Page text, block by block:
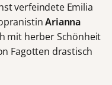
verfeindete Emilia
Arianna
mit herber Schönheit
Fagotten drastisch